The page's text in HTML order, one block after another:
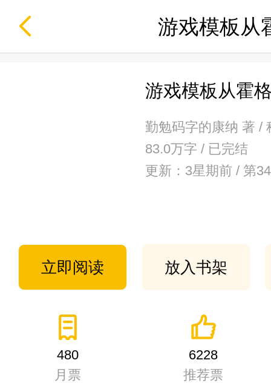
游戏模板从
游戏模板从霍
勤勉码字的康纳 著 /
83.0万字 / 已完结
更新：3星期前 / 第
立即阅读 放入书架
480
月票
6228
推荐票